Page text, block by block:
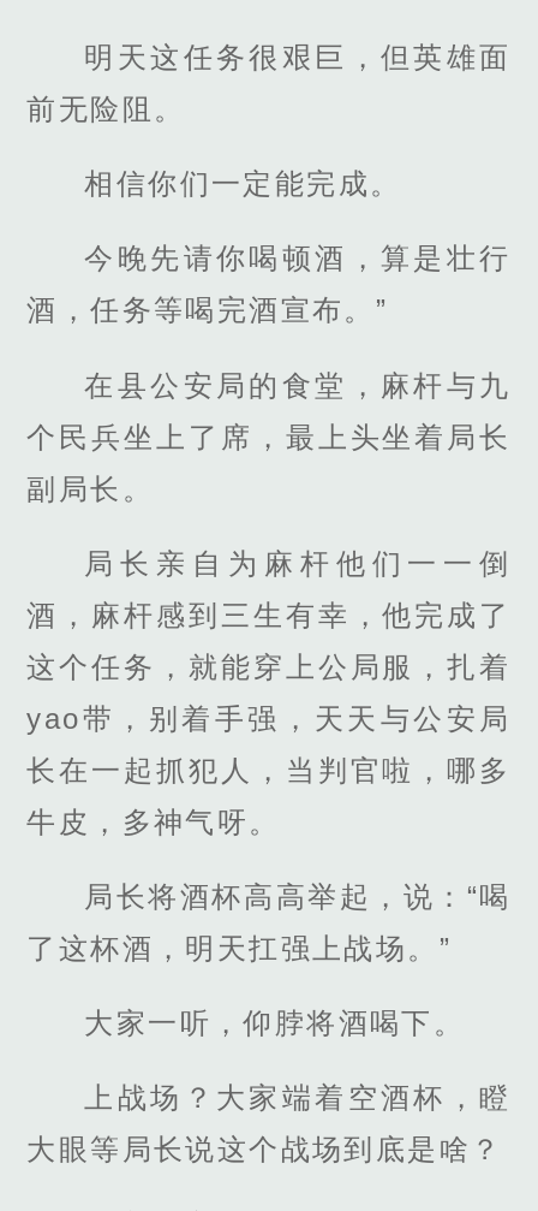
明天这任务很艰巨，但英雄面
前无险阻。
相信你们一定能完成。
今晚先请你喝顿酒，算是壮行
酒，任务等喝完酒宣布。”
在县公安局的食堂，麻杆与九
个民兵坐上了席，最上头坐着局长
副局长。
局长亲自为麻杆他们一一倒
酒，麻杆感到三生有幸，他完成了
这个任务，就能穿上公局服，扎着
yao带，别着手强，天天与公安局
长在一起抓犯人，当判官啦，哪多
牛皮，多神气呀。
局长将酒杯高高举起，说：“喝
了这杯酒，明天扛强上战场。”
大家一听，仰脖将酒喝下。
上战场？大家端着空酒杯，瞪
大眼等局长说这个战场到底是啥？